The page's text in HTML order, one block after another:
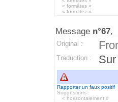
« formâtes »
« formatez »
Message n°67,
Original :
Traduction :
Rapporter un faux positif
Suggestions :
« horizontalement »